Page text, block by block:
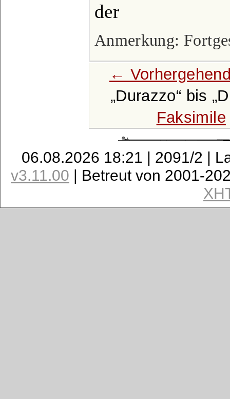
der
Anmerkung:
←
Durazzo
bis
Faksimile
06.08.2026 18:21 | 2091/2 |
v3.11.00 | Betreut von 2001-